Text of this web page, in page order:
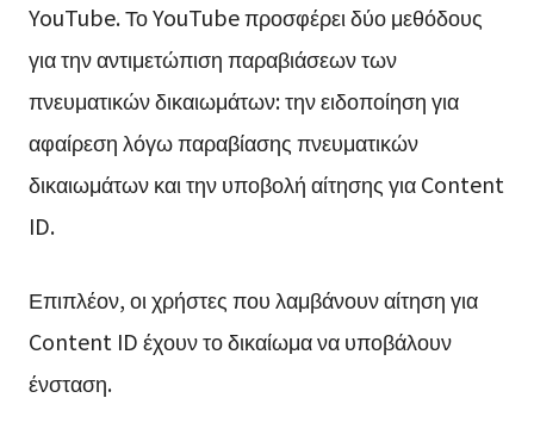
YouTube. Το YouTube προσφέρει δύο μεθόδους
για την αντιμετώπιση παραβιάσεων των
πνευματικών δικαιωμάτων: την ειδοποίηση για
αφαίρεση λόγω παραβίασης πνευματικών
δικαιωμάτων και την υποβολή αίτησης για Content
ID.
Επιπλέον, οι χρήστες που λαμβάνουν αίτηση για
Content ID έχουν το δικαίωμα να υποβάλουν
ένσταση.